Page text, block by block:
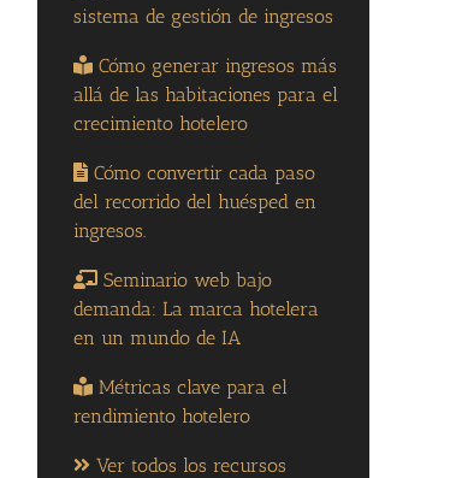
sistema de gestión de ingresos
Cómo generar ingresos más
allá de las habitaciones para el
crecimiento hotelero
Cómo convertir cada paso
del recorrido del huésped en
ingresos.
Seminario web bajo
demanda: La marca hotelera
en un mundo de IA
Métricas clave para el
rendimiento hotelero
Ver todos los recursos